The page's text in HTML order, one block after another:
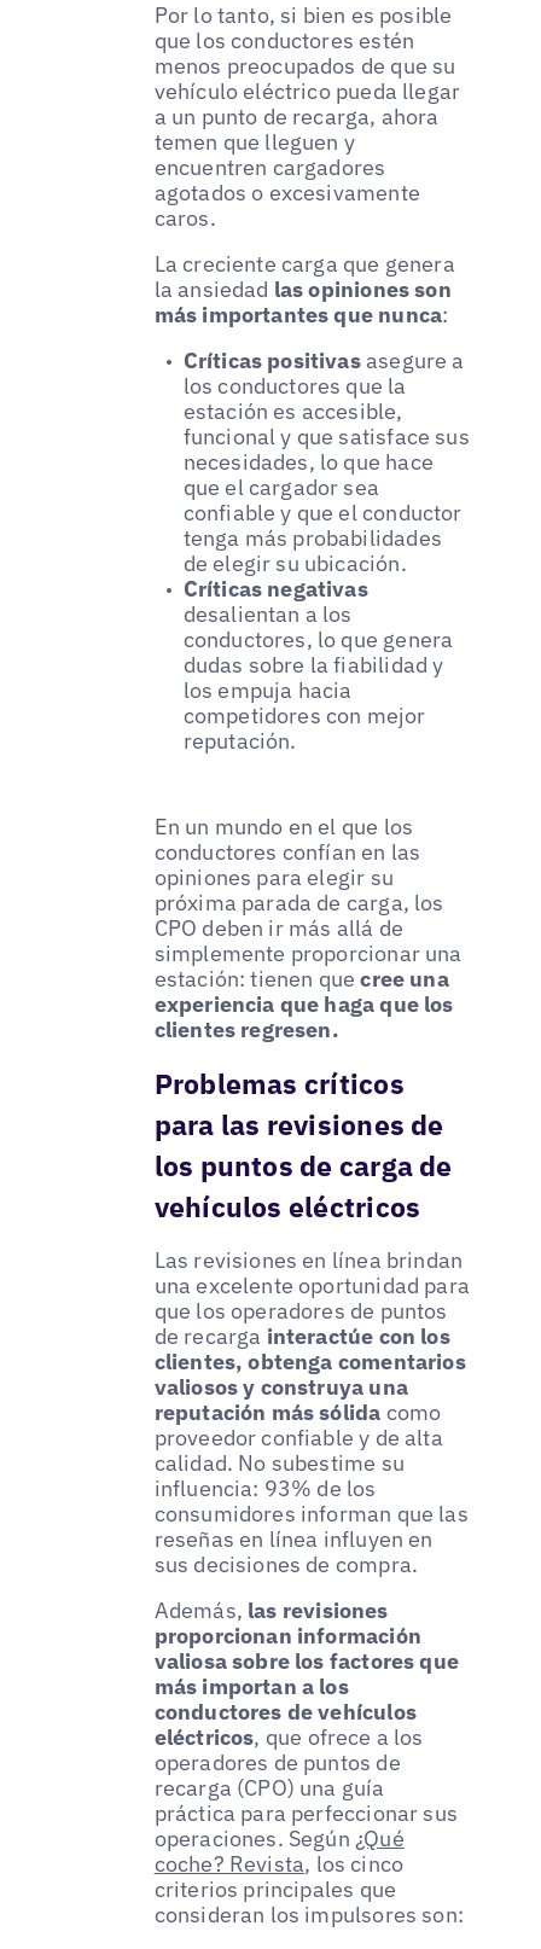
Por lo tanto, si bien es posible
que los conductores estén
menos preocupados de que su
vehículo eléctrico pueda llegar
a un punto de recarga, ahora
temen que lleguen y
encuentren cargadores
agotados o excesivamente
caros.
La creciente carga que genera
la ansiedad las opiniones son
más importantes que nunca:
Críticas positivasasegure a
los conductores que la
estación es accesible,
funcional y que satisface sus
necesidades, lo que hace
que el cargador sea
confiable y que el conductor
tenga más probabilidades
de elegir su ubicación.
Críticas negativas
desalientan a los
conductores, lo que genera
dudas sobre la fiabilidad y
los empuja hacia
competidores con mejor
reputación.
En un mundo en el que los
conductores confían en las
opiniones para elegir su
próxima parada de carga, los
CPO deben ir más allá de
simplemente proporcionar una
estación: tienen quecree una
experiencia que haga que los
clientes regresen.
Problemas críticos
para las revisiones de
los puntos de carga de
vehículos eléctricos
Las revisiones en línea brindan
una excelente oportunidad para
que los operadores de puntos
de recarga interactúe con los
clientes, obtenga comentarios
valiosos y construya una
reputación más sólida como
proveedor confiable y de alta
calidad. No subestime su
influencia: 93% de los
consumidores informan que las
reseñas en línea influyen en
sus decisiones de compra.
Además, las revisiones
proporcionan información
valiosa sobre los factores que
más importan a los
conductores de vehículos
eléctricos, que ofrece a los
operadores de puntos de
recarga (CPO) una guía
práctica para perfeccionar sus
operaciones. Según¿Qué
coche? Revista, los cinco
criterios principales que
consideran los impulsores son: